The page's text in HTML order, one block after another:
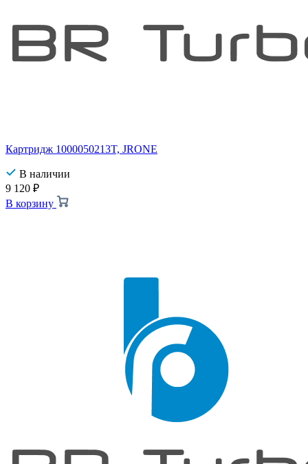
Картридж 1000050213T, JRONE
В наличии
9 120 ₽
В корзину